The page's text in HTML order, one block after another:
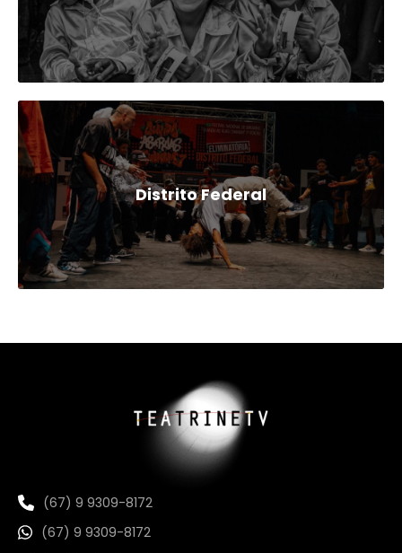
Distrito Federal
(67) 9 9309-8172
(67) 9 9309-8172